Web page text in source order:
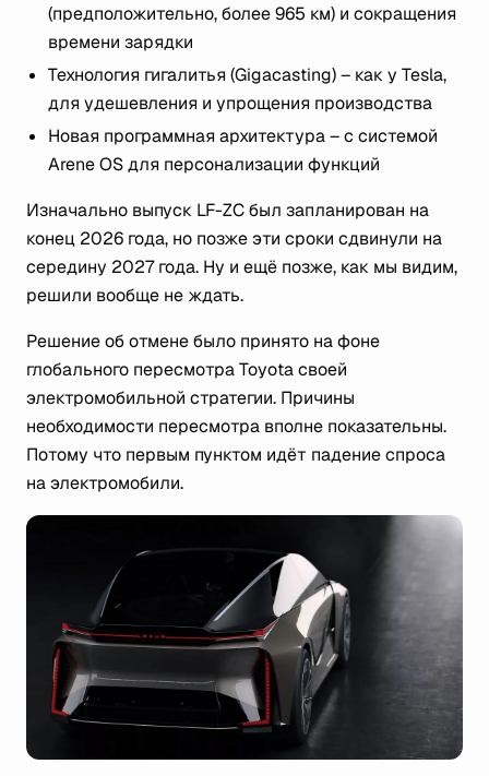
(предположительно, более 965 км) и сокращения
времени зарядки
Технология гигалитья (Gigacasting) – как у Tesla,
для удешевления и упрощения производства
Новая программная архитектура – с системой
Arene OS для персонализации функций
Изначально выпуск LF-ZC был запланирован на
конец 2026 года, но позже эти сроки сдвинули на
середину 2027 года. Ну и ещё позже, как мы видим,
решили вообще не ждать.
Решение об отмене было принято на фоне
глобального пересмотра Toyota своей
электромобильной стратегии. Причины
необходимости пересмотра вполне показательны.
Потому что первым пунктом идёт падение спроса
на электромобили.